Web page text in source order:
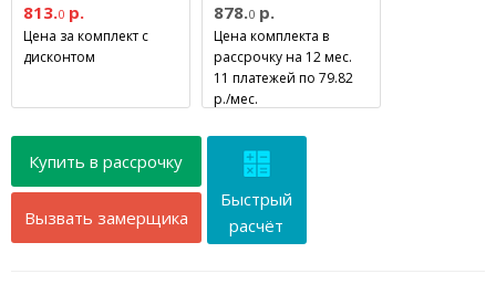
813.0р.
Цена за комплект с
дисконтом
878.0р.
Цена комплекта в
рассрочку на 12 мес.
11 платежей по 79.82
р./мес.
Купить в рассрочку
Вызвать замерщика
Быстрый
расчёт